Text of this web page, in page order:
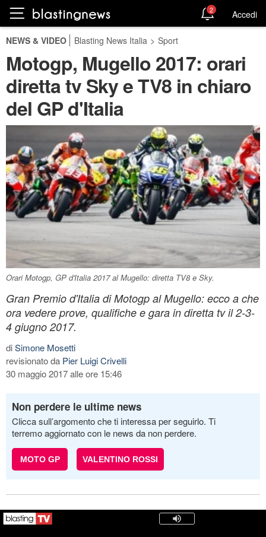
2 Accedi
NEWS & VIDEO Blasting News Italia > Sport
Motogp, Mugello 2017: orari
diretta tv Sky e TV8 in chiaro
del GP d'Italia
Orari Motogp, GP d'Italia 2017 al Mugello: diretta TV8 e Sky.
Gran Premio d'Italia di Motogp al Mugello: ecco a che
ora vedere prove, qualifiche e gara in diretta tv il 2-3-
4 giugno 2017.
diSimone Mosetti
revisionato da Pier Luigi Crivelli
30 maggio 2017 alle ore 15:46
Non perdere le ultime news
Clicca sull’argomento che ti interessa per seguirlo. Ti
terremo aggiornato con le news da non perdere.
MOTO GP VALENTINO ROSSI